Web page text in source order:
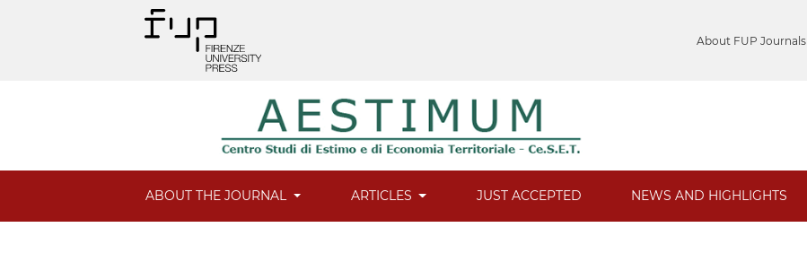
About FUP Journals
ABOUT THE JOURNAL ARTICLES JUST ACCEPTED NEWS AND HIGHLIGHTS